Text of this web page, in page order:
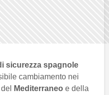
sicurezza spagnole
cambiamento nei
Mediterraneo e della